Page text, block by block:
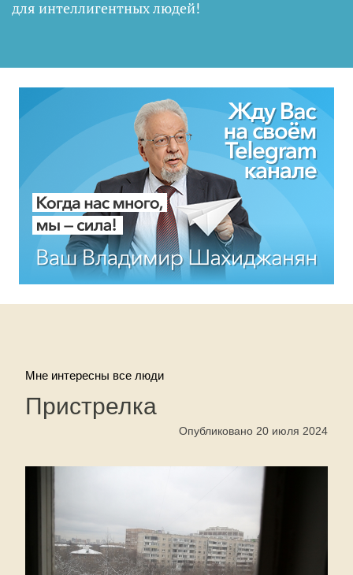
для интеллигентных людей!
Мне интересны все люди
Пристрелка
Опубликовано 20 июля 2024